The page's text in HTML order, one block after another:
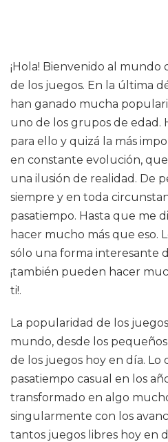
¡Hola! Bienvenido al mundo
de los juegos. En la última
han ganado mucha
uno de los grupos de edad.
para ello y quizá la más
en constante evolución,
una ilusión de realidad. De
siempre y en toda
pasatiempo. Hasta que me
hacer mucho más que eso.
sólo una forma interesante
¡también pueden hacer
ti!.
La popularidad de los
mundo, desde los
de los juegos hoy en día.
pasatiempo casual en los
transformado en algo
singularmente con los
tantos juegos libres hoy en